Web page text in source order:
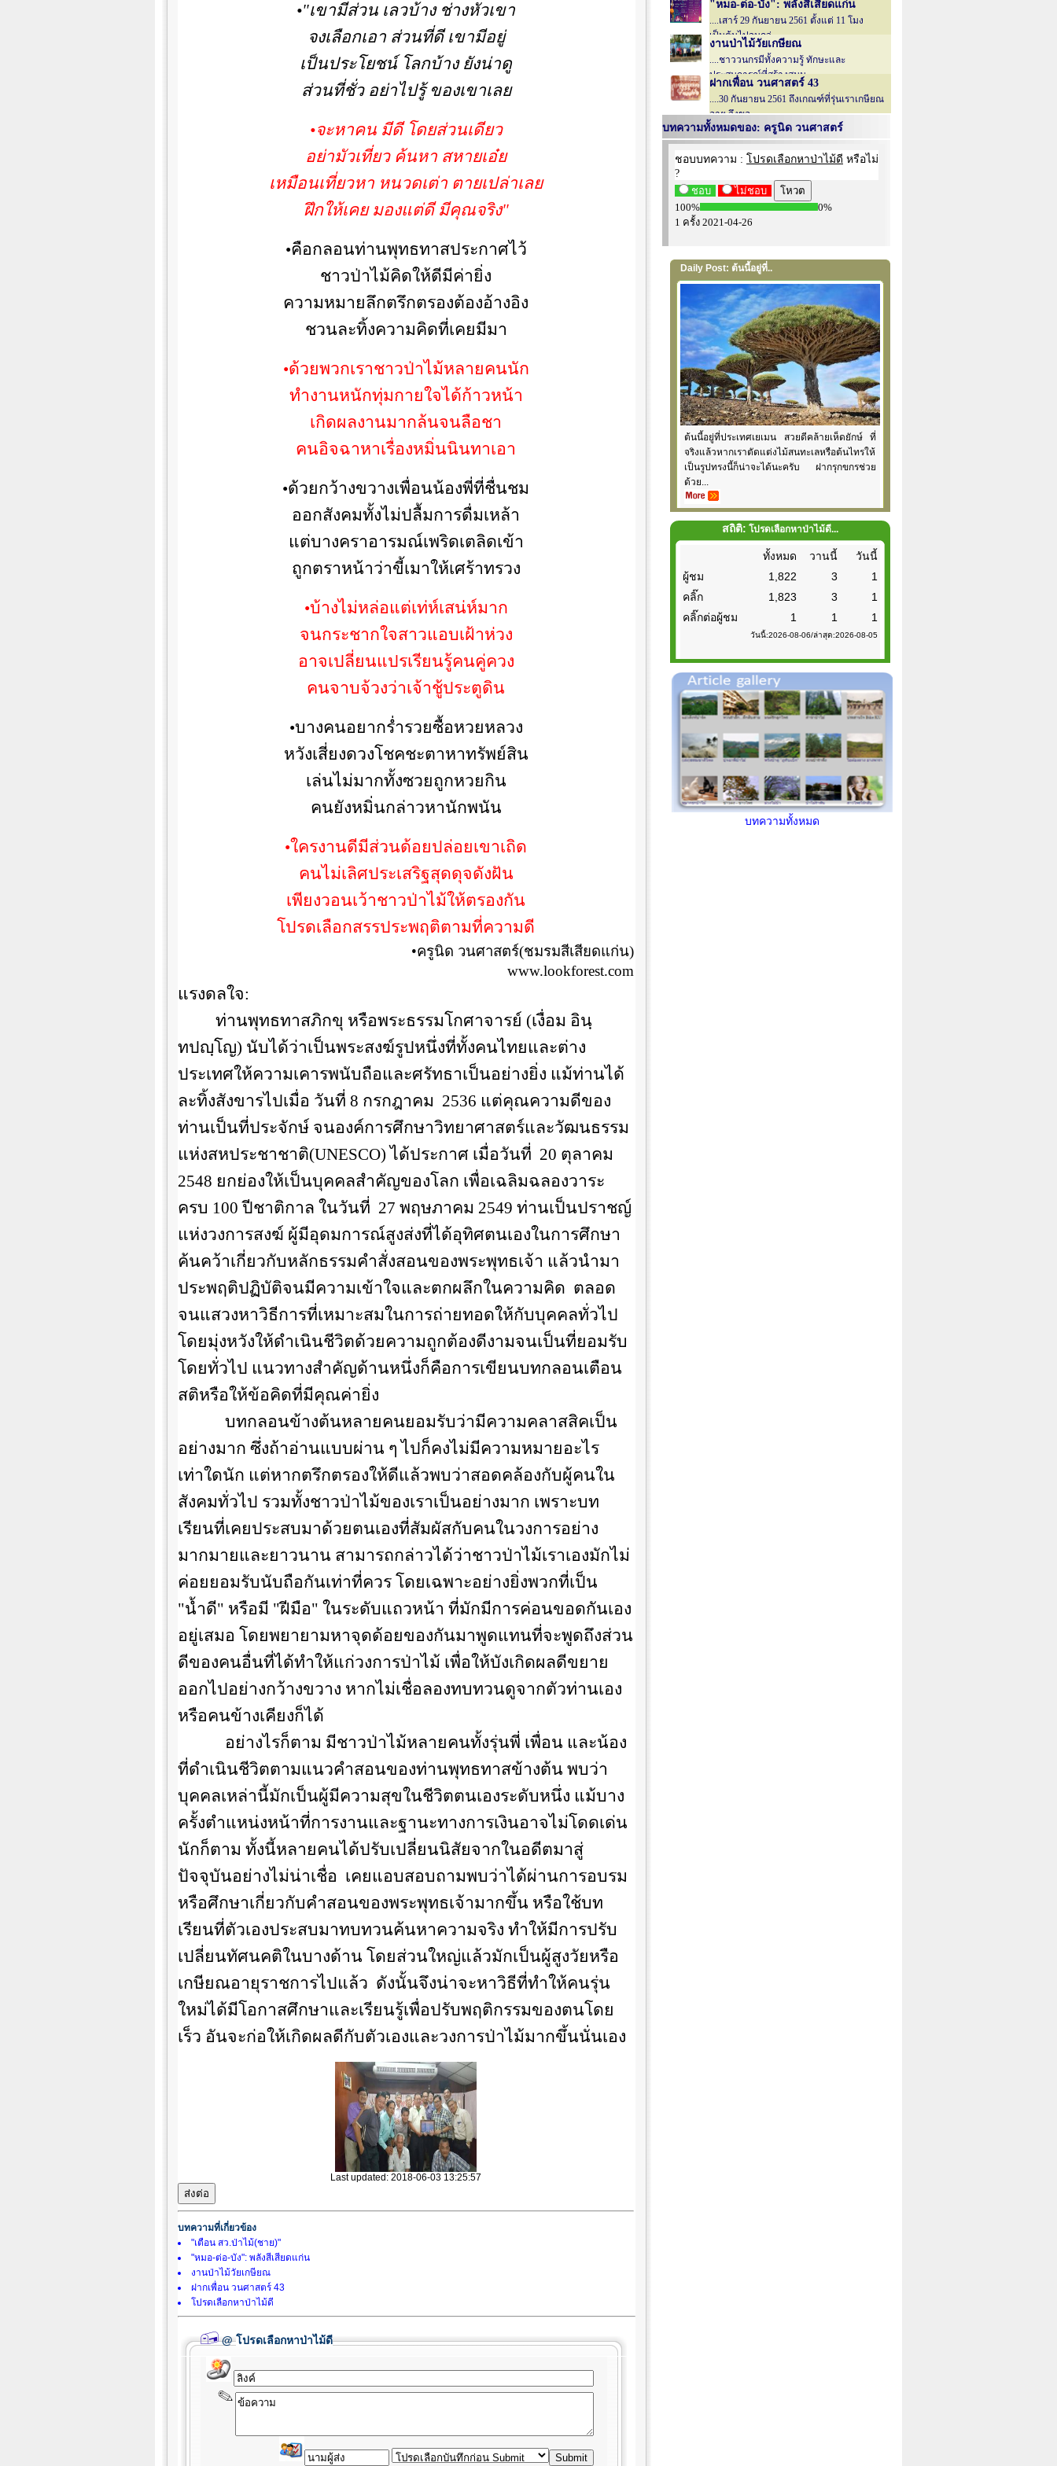
•"เขามีส่วน เลวบ้าง ช่างหัวเขา
จงเลือกเอา ส่วนที่ดี เขามีอยู่
เป็นประโยชน์ โลกบ้าง ยังน่าดู
ส่วนที่ชั่ว อย่าไปรู้ ของเขาเลย
•จะหาคน มีดี โดยส่วนเดียว
อย่ามัวเที่ยว ค้นหา สหายเอ๋ย
เหมือนเที่ยวหา หนวดเต่า ตายเปล่าเลย
ฝึกให้เคย มองแต่ดี มีคุณจริง"
•คือกลอนท่านพุทธทาสประกาศไว้
ชาวป่าไม้คิดให้ดีมีค่ายิ่ง
ความหมายลึกตรึกตรองต้องอ้างอิง
ชวนละทิ้งความคิดที่เคยมีมา
•ด้วยพวกเราชาวป่าไม้หลายคนนัก
ทำงานหนักทุ่มกายใจได้ก้าวหน้า
เกิดผลงานมากล้นจนลือชา
คนอิจฉาหาเรื่องหมิ่นนินทาเอา
•ด้วยกว้างขวางเพื่อนน้องพี่ที่ชื่นชม
ออกสังคมทั้งไม่ปลื้มการดื่มเหล้า
แต่บางคราอารมณ์เพริดเตลิดเข้า
ถูกตราหน้าว่าขี้เมาให้เศร้าทรวง
•บ้างไม่หล่อแต่เท่ห์เสน่ห์มาก
จนกระชากใจสาวแอบเฝ้าห่วง
อาจเปลี่ยนแปรเรียนรู้คนคู่ควง
คนจาบจ้วงว่าเจ้าชู้ประตูดิน
•บางคนอยากร่ำรวยซื้อหวยหลวง
หวังเสี่ยงดวงโชคชะตาหาทรัพย์สิน
เล่นไม่มากทั้งซวยถูกหวยกิน
คนยังหมิ่นกล่าวหานักพนัน
•ใครงานดีมีส่วนด้อยปล่อยเขาเถิด
คนไม่เลิศประเสริฐสุดดุจดังฝัน
เพียงวอนเว้าชาวป่าไม้ให้ตรองกัน
โปรดเลือกสรรประพฤติตามที่ความดี
•ครูนิด วนศาสตร์(ชมรมสีเสียดแก่น)
www.lookforest.com
แรงดลใจ:
ท่านพุทธทาสภิกขุ หรือพระธรรมโกศาจารย์ (เงื่อม อินฺ
ทปญฺโญ) นับได้ว่าเป็นพระสงฆ์รูปหนึ่งที่ทั้งคนไทยและต่าง
ประเทศให้ความเคารพนับถือและศรัทธาเป็นอย่างยิ่ง แม้ท่านได้
ละทิ้งสังขารไปเมื่อ วันที่ 8 กรกฎาคม 2536 แต่คุณความดีของ
ท่านเป็นที่ประจักษ์ จนองค์การศึกษาวิทยาศาสตร์และวัฒนธรรม
แห่งสหประชาชาติ(UNESCO) ได้ประกาศ เมื่อวันที่ 20 ตุลาคม
2548 ยกย่องให้เป็นบุคคลสำคัญของโลก เพื่อเฉลิมฉลองวาระ
ครบ 100ปีชาติกาล ในวันที่ 27 พฤษภาคม 2549 ท่านเป็นปราชญ์
แห่งวงการสงฆ์ ผู้มีอุดมการณ์สูงส่งที่ได้อุทิศตนเองในการศึกษา
ค้นคว้าเกี่ยวกับหลักธรรมคำสั่งสอนของพระพุทธเจ้า แล้วนำมา
ประพฤติปฏิบัติจนมีความเข้าใจและตกผลึกในความคิด ตลอด
จนแสวงหาวิธีการที่เหมาะสมในการถ่ายทอดให้กับบุคคลทั่วไป
โดยมุ่งหวังให้ดำเนินชีวิตด้วยความถูกต้องดีงามจนเป็นที่ยอมรับ
โดยทั่วไป แนวทางสำคัญด้านหนึ่งก็คือการเขียนบทกลอนเตือน
สติหรือให้ข้อคิดที่มีคุณค่ายิ่ง
บทกลอนข้างต้นหลายคนยอมรับว่ามีความคลาสสิคเป็น
อย่างมาก ซึ่งถ้าอ่านแบบผ่าน ๆ ไปก็คงไม่มีความหมายอะไร
เท่าใดนัก แต่หากตรึกตรองให้ดีแล้วพบว่าสอดคล้องกับผู้คนใน
สังคมทั่วไป รวมทั้งชาวป่าไม้ของเราเป็นอย่างมาก เพราะบท
เรียนที่เคยประสบมาด้วยตนเองที่สัมผัสกับคนในวงการอย่าง
มากมายและยาวนาน สามารถกล่าวได้ว่าชาวป่าไม้เราเองมักไม่
ค่อยยอมรับนับถือกันเท่าที่ควร โดยเฉพาะอย่างยิ่งพวกที่เป็น
"น้ำดี" หรือมี "ฝีมือ" ในระดับแถวหน้า ที่มักมีการค่อนขอดกันเอง
อยู่เสมอ โดยพยายามหาจุดด้อยของกันมาพูดแทนที่จะพูดถึงส่วน
ดีของคนอื่นที่ได้ทำให้แก่วงการป่าไม้ เพื่อให้บังเกิดผลดีขยาย
ออกไปอย่างกว้างขวาง หากไม่เชื่อลองทบทวนดูจากตัวท่านเอง
หรือคนข้างเคียงก็ได้
อย่างไรก็ตาม มีชาวป่าไม้หลายคนทั้งรุ่นพี่ เพื่อน และน้อง
ที่ดำเนินชีวิตตามแนวคำสอนของท่านพุทธทาสข้างต้น พบว่า
บุคคลเหล่านี้มักเป็นผู้มีความสุขในชีวิตตนเองระดับหนึ่ง แม้บาง
ครั้งตำแหน่งหน้าที่การงานและฐานะทางการเงินอาจไม่โดดเด่น
นักก็ตาม ทั้งนี้หลายคนได้ปรับเปลี่ยนนิสัยจากในอดีตมาสู่
ปัจจุบันอย่างไม่น่าเชื่อ เคยแอบสอบถามพบว่าได้ผ่านการอบรม
หรือศึกษาเกี่ยวกับคำสอนของพระพุทธเจ้ามากขึ้น หรือใช้บท
เรียนที่ตัวเองประสบมาทบทวนค้นหาความจริง ทำให้มีการปรับ
เปลี่ยนทัศนคติในบางด้าน โดยส่วนใหญ่แล้วมักเป็นผู้สูงวัยหรือ
เกษียณอายุราชการไปแล้ว ดังนั้นจึงน่าจะหาวิธีที่ทำให้คนรุ่น
ใหม่ได้มีโอกาสศึกษาและเรียนรู้เพื่อปรับพฤติกรรมของตนโดย
เร็ว อันจะก่อให้เกิดผลดีกับตัวเองและวงการป่าไม้มากขึ้นนั่นเอง
Last updated: 2018-06-03 13:25:57
บทความที่เกี่ยวข้อง
"เตือน สว.ป่าไม้(ชาย)"
"หมอ-ต่อ-บัง": พลังสีเสียดแก่น
งานป่าไม้วัยเกษียณ
ฝากเพื่อน วนศาสตร์ 43
โปรดเลือกหาป่าไม้ดี
@โปรดเลือกหาป่าไม้ดี
"หมอ-ต่อ-บัง": พลังสีเสียดแก่น
....เสาร์ 29 กันยายน 2561 ตั้งแต่ 11 โมง
เป็นต้นไปจนกว่....
งานป่าไม้วัยเกษียณ
....ชาววนกรมีทั้งความรู้ ทักษะและ
ประสบการณ์ที่สร้างสมม....
ฝากเพื่อน วนศาสตร์ 43
....30 กันยายน 2561 ถึงเกณฑ์ที่รุ่นเราเกษียณ
อายุ จึงขอ....
บทความทั้งหมดของ: ครูนิด วนศาสตร์
Daily Post: ต้นนี้อยู่ที่..
ต้นนี้อยู่ที่ประเทศเยเมน สวยดีคล้ายเห็ดยักษ์ ที่
จริงแล้วหากเราตัดแต่งไม้สนทะเลหรือต้นไทรให้
เป็นรูปทรงนี้ก็น่าจะได้นะครับ ฝากรุกขกรช่วย
ด้วย...
สถิติ: โปรดเลือกหาป่าไม้ดี...
ทั้งหมด วานนี้
วันนี้
ผู้ชม
1,822 3
1
คลิ๊ก
1,823 3
1
คลิ๊กต่อผู้ชม
1 1 1
วันนี้:2026-08-06/ล่าสุด:2026-08-05
บทความทั้งหมด